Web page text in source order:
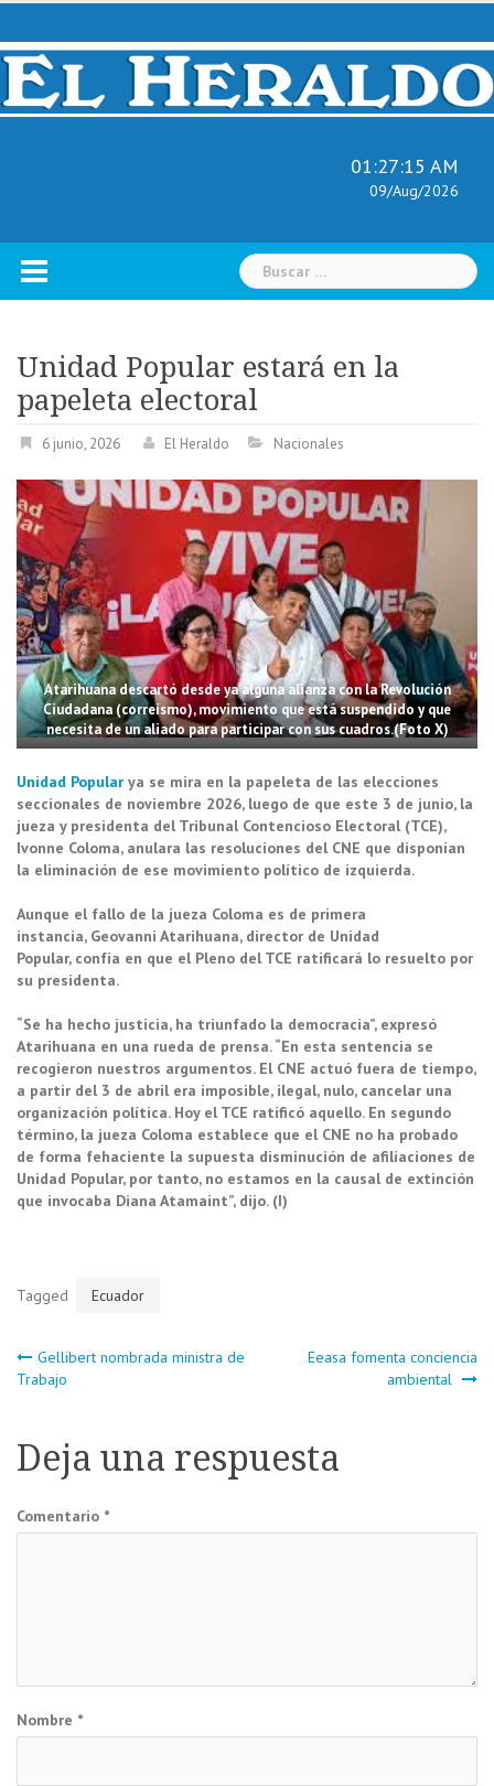
Skip
content
01:27:17 AM
09/Aug/2026
Buscar:
Unidad Popular estará en la
papeleta electoral
6 junio, 2026 El Heraldo Nacionales
Atarihuana descartó desde ya alguna alianza con la Revolución
Ciudadana (correísmo), movimiento que está suspendido y que
necesita de un aliado para participar con sus cuadros.(Foto X)
Unidad Popular ya se mira en la papeleta de las elecciones
seccionales de noviembre 2026, luego de que este 3 de junio, la
jueza y presidenta delTribunal Contencioso Electoral (TCE),
Ivonne Coloma, anulara las resoluciones del CNE que disponían
la eliminación de ese movimiento político de izquierda.
Aunque el fallo de la jueza Coloma es de primera
instancia,Geovanni Atarihuana, director de Unidad
Popular,confía en que el Pleno del TCE ratificará lo resuelto por
su presidenta.
“Se ha hecho justicia, ha triunfado la democracia”, expresó
Atarihuana en una rueda de prensa. “En esta sentencia se
recogieron nuestros argumentos. El CNE actuó fuera de tiempo,
a partir del 3 de abril era imposible, ilegal, nulo, cancelar una
organización política. Hoy el TCE ratificó aquello. En segundo
término, la jueza Coloma establece que el CNE no ha probado
de forma fehaciente la supuesta disminución de afiliaciones de
Unidad Popular, por tanto, no estamos en la causal de extinción
que invocaba Diana Atamaint”, dijo. (I)
Tagged Ecuador
Navegación
entradas
Gellibert nombrada ministra de
Trabajo
Eeasa fomenta conciencia
ambiental
Deja una respuesta
Comentario *
Nombre *